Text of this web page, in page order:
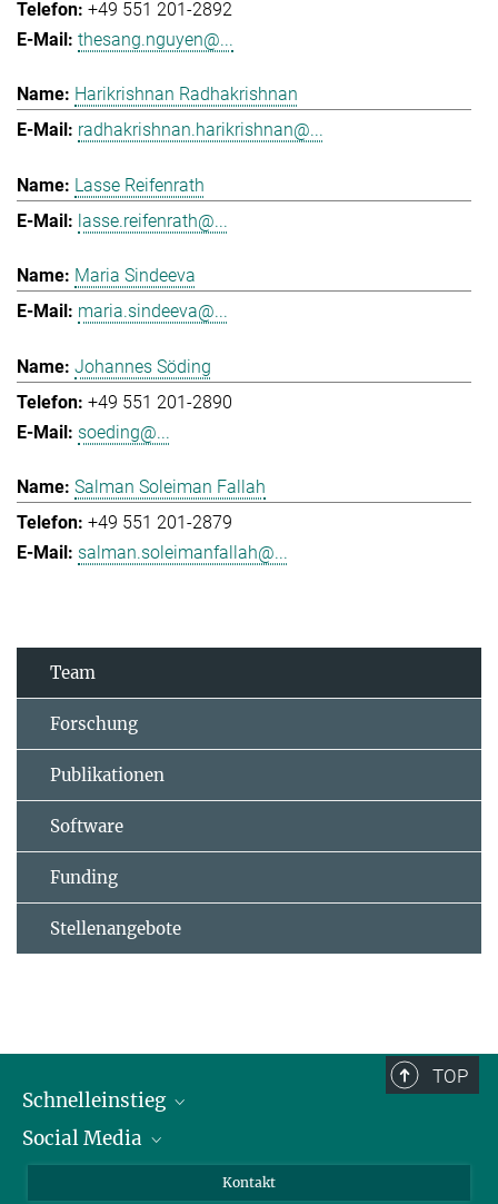
+49 551 201-2892
thesang.nguyen@...
Harikrishnan Radhakrishnan
radhakrishnan.harikrishnan@...
Lasse Reifenrath
lasse.reifenrath@...
Maria Sindeeva
maria.sindeeva@...
Johannes Söding
+49 551 201-2890
soeding@...
Salman Soleiman Fallah
+49 551 201-2879
salman.soleimanfallah@...
Team
Forschung
Publikationen
Software
Funding
Stellenangebote
TOP
Schnelleinstieg
Alumni
Social Media
Kontakt